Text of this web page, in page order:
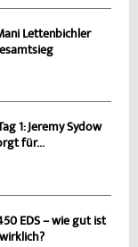
Lettenbichler
1: Jeremy Sydow
für...
EDS – wie gut ist